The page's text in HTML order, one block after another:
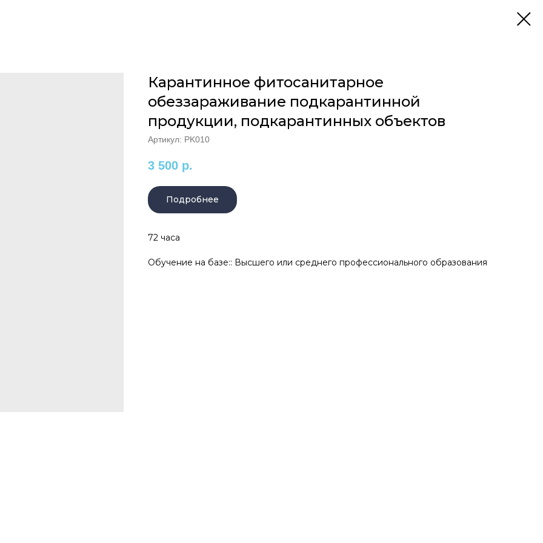
Карантинное фитосанитарное
обеззараживание подкарантинной
продукции, подкарантинных объектов
Артикул: PK010
3 500 р.
Подробнее
72 часа
Обучение на базе:: Высшего или среднего профессионального образования